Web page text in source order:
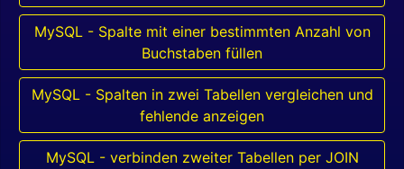
MySQL - Spalte mit einer bestimmten Anzahl von
Buchstaben füllen
MySQL - Spalten in zwei Tabellen vergleichen und
fehlende anzeigen
MySQL - verbinden zweiter Tabellen per JOIN